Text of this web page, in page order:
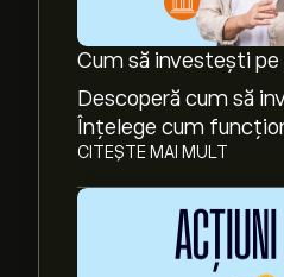
Cum să investești pe
Descoperă cum să
Înțelege cum
CITEȘTE MAI MULT